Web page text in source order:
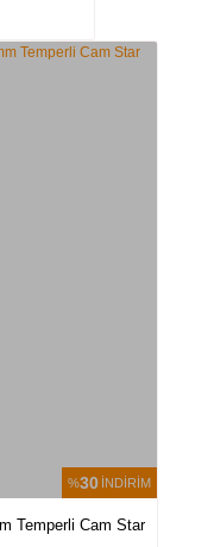
%30 İNDİRİM
Temperli Cam Star